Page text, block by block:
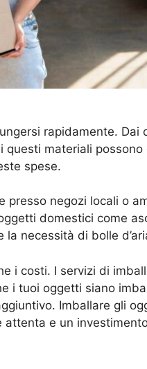
rapidamente. Dai
materiali
spese.
presso negozi locali o
domestici come
necessità di bolle
i costi. I servizi di
i tuoi oggetti siano
Imballare gli
e un